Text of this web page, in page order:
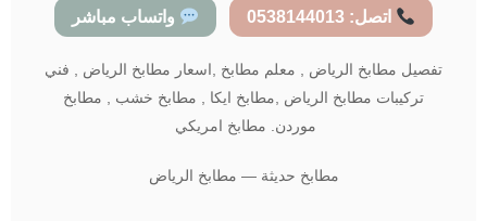
اتصل: 0538144013 واتساب مباشر
تفصيل مطابخ الرياض , معلم مطابخ ,اسعار مطابخ الرياض , فني
تركيبات مطابخ الرياض ,مطابخ ايكا , مطابخ خشب , مطابخ
موردن. مطابخ امريكي
مطابخ حديثة — مطابخ الرياض